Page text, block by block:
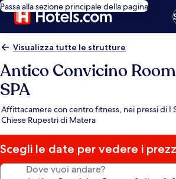
Passa alla sezione principale della pagina
Visualizza tutte le strutture
Antico Convicino
SPA
Affittacamere con centro fitness, nei pressi di I
Chiese Rupestri di Matera
Scegli le date per vedere i
Dove vuoi andare?